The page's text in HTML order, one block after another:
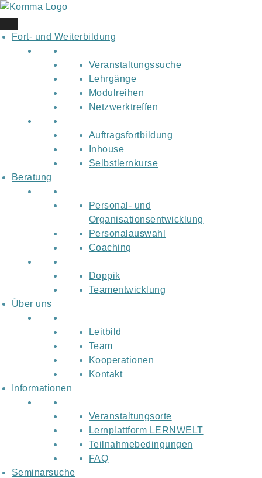
Skip
to
content
Fort- und Weiterbildung
Veranstaltungssuche
Lehrgänge
Modulreihen
Netzwerktreffen
Auftragsfortbildung
Inhouse
Selbstlernkurse
Beratung
Personal- und
Organisationsentwicklung
Personalauswahl
Coaching
Doppik
Teamentwicklung
Über uns
Leitbild
Team
Kooperationen
Kontakt
Informationen
Veranstaltungsorte
Lernplattform LERNWELT
Teilnahmebedingungen
FAQ
Seminarsuche